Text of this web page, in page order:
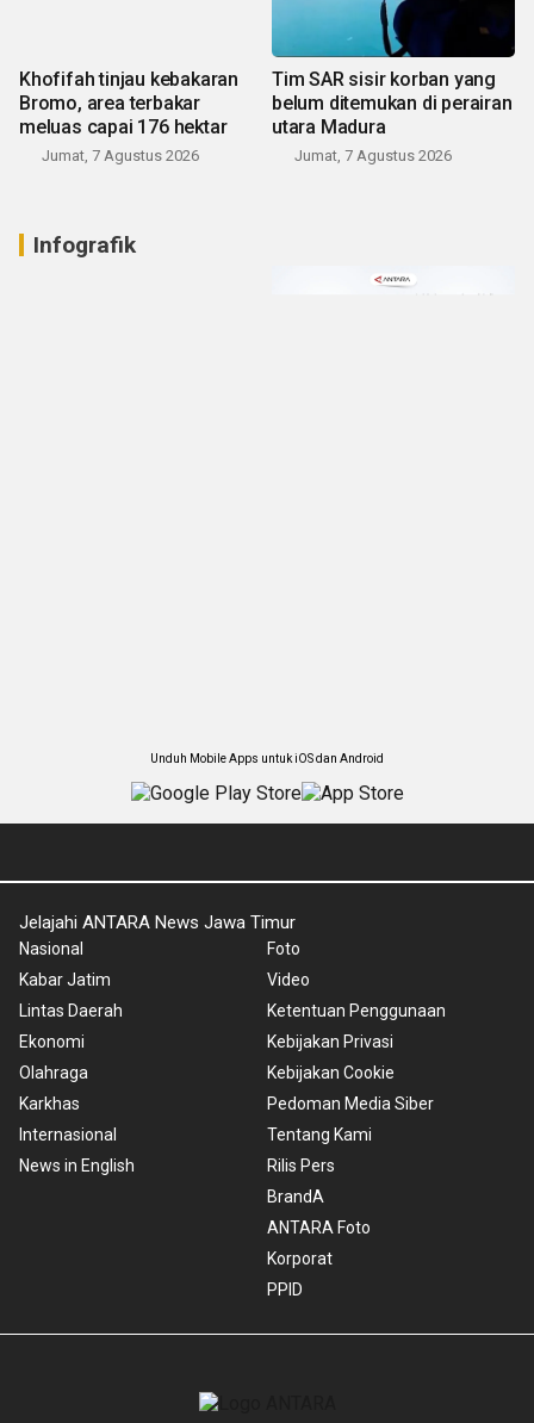
Khofifah tinjau kebakaran
Bromo, area terbakar
meluas capai 176 hektar
Jumat, 7 Agustus 2026
Tim SAR sisir korban yang
belum ditemukan di perairan
utara Madura
Jumat, 7 Agustus 2026
Infografik
Unduh Mobile Apps untuk iOS dan Android
Jelajahi ANTARA News Jawa Timur
Nasional
Kabar Jatim
Lintas Daerah
Ekonomi
Olahraga
Karkhas
Internasional
News in English
Foto
Video
Ketentuan Penggunaan
Kebijakan Privasi
Kebijakan Cookie
Pedoman Media Siber
Tentang Kami
Rilis Pers
BrandA
ANTARA Foto
Korporat
PPID